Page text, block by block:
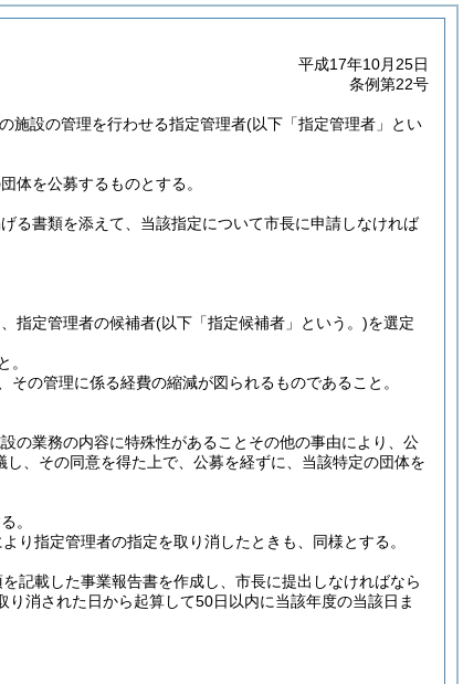
平成17年10月25日
条例第22号
施設の管理を行わせる指定管理者(以下「指定管理者」とい
体を公募するものとする。
る書類を添えて、当該指定について市長に申請しなければ
指定管理者の候補者(以下「指定候補者」という。)を選定
。
の管理に係る経費の縮減が図られるものであること。
の業務の内容に特殊性があることその他の事由により、公
、その同意を得た上で、公募を経ずに、当該特定の団体を
。
り指定管理者の指定を取り消したときも、同様とする。
記載した事業報告書を作成し、市長に提出しなければなら
消された日から起算して50日以内に当該年度の当該日ま